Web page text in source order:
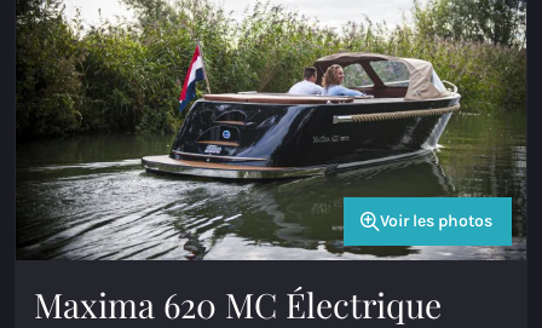
Voir les photos
Maxima 620 MC Électrique